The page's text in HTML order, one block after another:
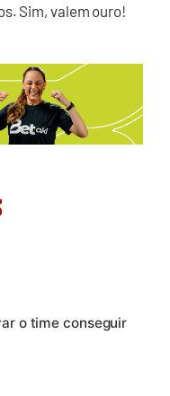
Sim, valem ouro!
o time conseguir